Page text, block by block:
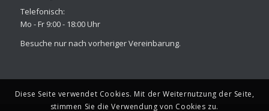
Telefonisch:
Mo - Fr 9:00 - 18:00 Uhr
Besuche nur nach vorheriger Vereinbarung.
Diese Seite verwendet Cookies. Mit der Weiternutzung der Seite,
stimmen Sie die Verwendung von Cookies zu.